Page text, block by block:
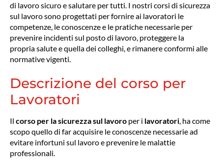
di lavoro sicuro e salutare per tutti. I nostri corsi di sicurezza
sul lavoro sono progettati per fornire ai lavoratori le
competenze, le conoscenze e le pratiche necessarie per
prevenire incidenti sul posto di lavoro, proteggere la
propria salute e quella dei colleghi, e rimanere conformi alle
normative vigenti.
Descrizione del corso per
Lavoratori
Il corso per la sicurezza sul lavoro per i lavoratori, ha come
scopo quello di far acquisire le conoscenze necessarie ad
evitare infortuni sul lavoro e prevenire le malattie
professionali.